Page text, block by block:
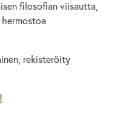
filosofian viisautta,
rekisteröity